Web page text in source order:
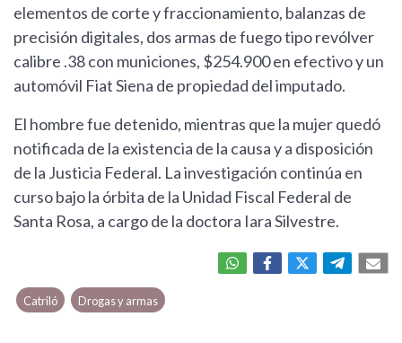
elementos de corte y fraccionamiento, balanzas de
precisión digitales, dos armas de fuego tipo revólver
calibre .38 con municiones, $254.900 en efectivo y un
automóvil Fiat Siena de propiedad del imputado.
El hombre fue detenido, mientras que la mujer quedó
notificada de la existencia de la causa y a disposición
de la Justicia Federal. La investigación continúa en
curso bajo la órbita de la Unidad Fiscal Federal de
Santa Rosa, a cargo de la doctora Iara Silvestre.
Catriló Drogas y armas